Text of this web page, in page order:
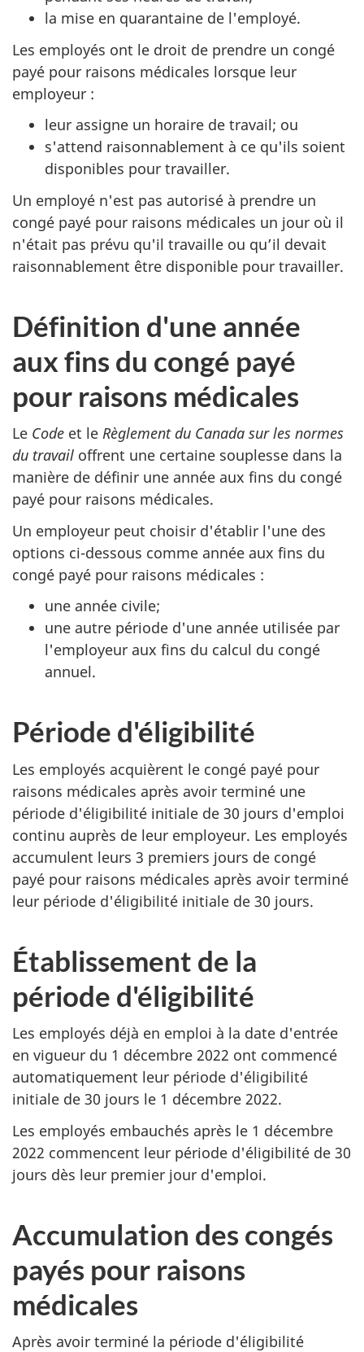
la mise en quarantaine de l'employé.
Les employés ont le droit de prendre un congé
payé pour raisons médicales lorsque leur
employeur :
leur assigne un horaire de travail; ou
s'attend raisonnablement à ce qu'ils soient
disponibles pour travailler.
Un employé n'est pas autorisé à prendre un
congé payé pour raisons médicales un jour où il
n'était pas prévu qu'il travaille ou qu’il devait
raisonnablement être disponible pour travailler.
Définition d'une année
aux fins du congé payé
pour raisons médicales
Le Code et le Règlement du Canada sur les normes
du travail offrent une certaine souplesse dans la
manière de définir une année aux fins du congé
payé pour raisons médicales.
Un employeur peut choisir d'établir l'une des
options ci-dessous comme année aux fins du
congé payé pour raisons médicales :
une année civile;
une autre période d'une année utilisée par
l'employeur aux fins du calcul du congé
annuel.
Période d'éligibilité
Les employés acquièrent le congé payé pour
raisons médicales après avoir terminé une
période d'éligibilité initiale de 30 jours d'emploi
continu auprès de leur employeur. Les employés
accumulent leurs 3 premiers jours de congé
payé pour raisons médicales après avoir terminé
leur période d'éligibilité initiale de 30 jours.
Établissement de la
période d'éligibilité
Les employés déjà en emploi à la date d'entrée
en vigueur du 1 décembre 2022 ont commencé
automatiquement leur période d'éligibilité
initiale de 30 jours le 1 décembre 2022.
Les employés embauchés après le 1 décembre
2022 commencent leur période d'éligibilité de 30
jours dès leur premier jour d'emploi.
Accumulation des congés
payés pour raisons
médicales
Après avoir terminé la période d'éligibilité